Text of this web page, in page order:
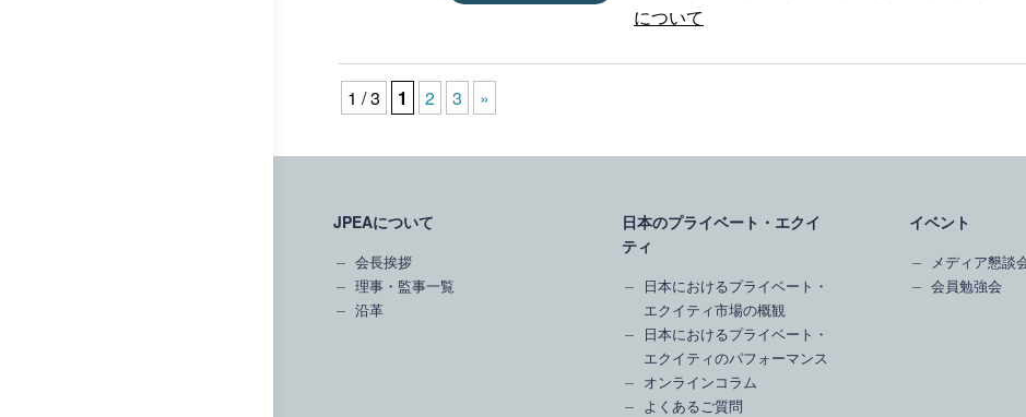
について
1 / 3 1 2 3 »
JPEAについて
会長挨拶
理事・監事一覧
沿革
日本のプライベート・エクイ
ティ
日本におけるプライベート・
エクイティ市場の概観
日本におけるプライベート・
エクイティのパフォーマンス
オンラインコラム
よくあるご質問
イベント
メディア懇談
会員勉強会